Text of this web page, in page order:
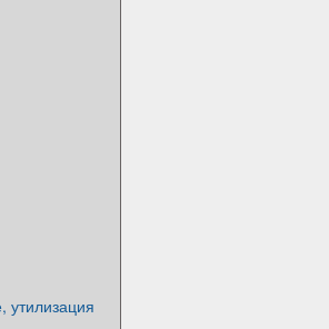
утилизация